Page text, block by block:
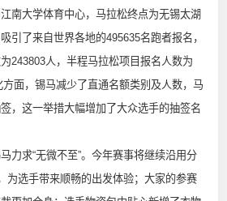
南大学体育中心，马拉松终点为无锡太湖
引了来自世界各地的495635名跑者报名，
243803人，半程马拉松项目报名人数为
面，锡马减少了直通名额类别及人数，马
，这一举措大幅增加了大众选手的抽签名
求“无微不至”。今年赛事将继续沿用分
为选手带来顺畅的出发体验；大家的参赛